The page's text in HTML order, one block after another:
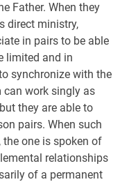
Father. When they
direct ministry,
in pairs to be able
limited and in
synchronize with the
can work singly as
they are able to
pairs. When such
one is spoken of
relationships
of a permanent